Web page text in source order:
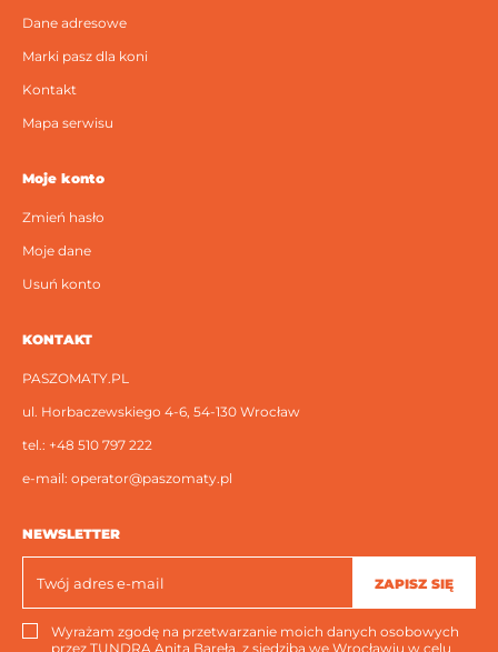
Dane adresowe
Marki pasz dla koni
Kontakt
Mapa serwisu
Moje konto
Zmień hasło
Moje dane
Usuń konto
KONTAKT
PASZOMATY.PL
ul. Horbaczewskiego 4-6, 54-130 Wrocław
tel.: +48 510 797 222
e-mail: operator@paszomaty.pl
NEWSLETTER
ZAPISZ SIĘ
Wyrażam zgodę na przetwarzanie moich danych osobowych
przez TUNDRA Anita Bareła, z siedzibą we Wrocławiu w celu